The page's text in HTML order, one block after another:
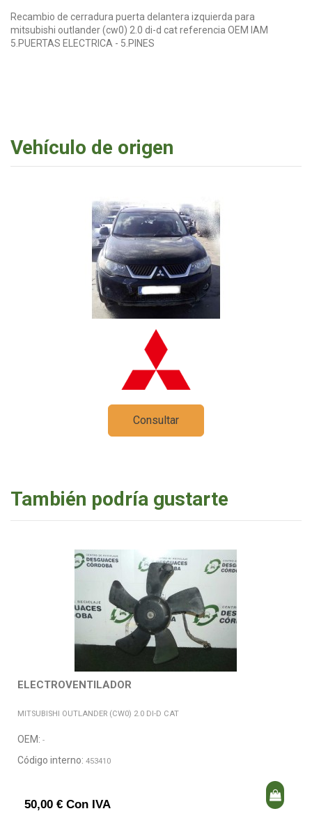
Recambio de cerradura puerta delantera izquierda para
mitsubishi outlander (cw0) 2.0 di-d cat referencia OEM IAM
5.PUERTAS ELECTRICA - 5.PINES
Vehículo de origen
Consultar
También podría gustarte
ELECTROVENTILADOR
MITSUBISHI OUTLANDER (CW0) 2.0 DI-D CAT
OEM: -
Código interno: 453410
50,00 € Con IVA